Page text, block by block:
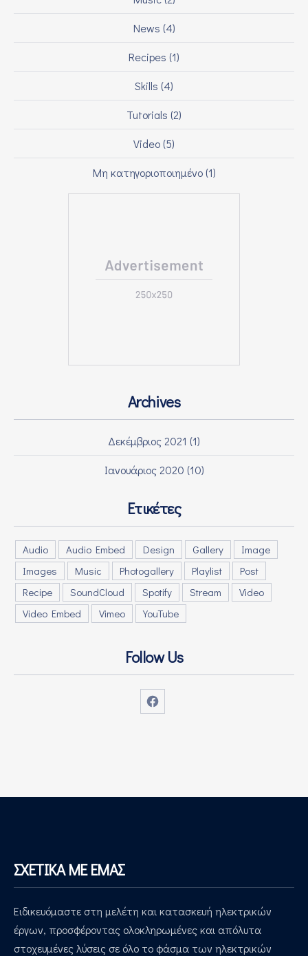
News (4)
Recipes (1)
Skills (4)
Tutorials (2)
Video(5)
Μη κατηγοριοποιημένο(1)
Archives
Δεκέμβριος 2021 (1)
Ιανουάριος 2020 (10)
Ετικέτες
Audio Audio Embed Design Gallery
Image
Images
Music Photogallery Playlist
Post
Recipe
SoundCloud Spotify Stream
Video
Video Embed
Vimeo YouTube
Follow Us
Νέο παράθυρο
ΣΧΕΤΙΚΑ ΜΕ ΕΜΑΣ
Ειδικευόμαστε στη μελέτη και κατασκευή ηλεκτρικών
έργων, προσφέροντας ολοκληρωμένες και απόλυτα
στοχευμένες λύσεις σε όλο το φάσμα των ηλεκτρικών
PREVIOUS